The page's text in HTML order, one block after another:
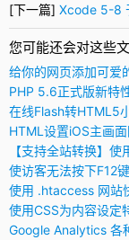
[下一篇] Xcode 5-8
您可能还会对这些文
给你的网页添加可爱
PHP 5.6正式版新特
在线Flash转HTML5
HTML设置iOS主画
【支持全站转换】
使访客无法按下F12
使用 .htaccess 网站
使用CSS为内容设定
Google Analytics 各